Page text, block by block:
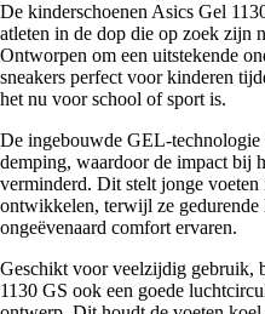
De kinderschoenen Asics Gel
atleten in de dop die op zoek zijn
Ontworpen om een uitstekende
sneakers perfect voor kinderen
het nu voor school of sport is.
De ingebouwde GEL-
demping, waardoor de impact bij
verminderd. Dit stelt jonge
ontwikkelen, terwijl ze gedurende
ongeëvenaard comfort ervaren.
Geschikt voor veelzijdig gebruik,
1130 GS ook een goede